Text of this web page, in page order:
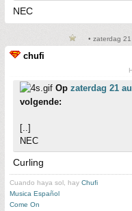
NEC
• zaterdag
chufi
Op zaterdag 21
volgende:
[..]
NEC
Curling
Cuando haya sol, hay Chufi
Musica Español
Come On